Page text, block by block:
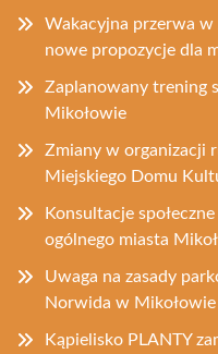
Wakacyjna przerwa w
nowe propozycje dla
Zaplanowany trening
Mikołowie
Zmiany w organizacji
Miejskiego Domu
Konsultacje
ogólnego miasta
Uwaga na zasady
Norwida w Mikołowie
Kąpielisko PLANTY